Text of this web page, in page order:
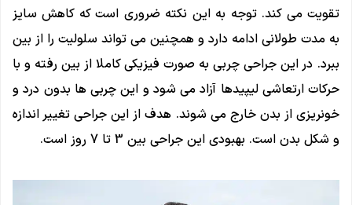
تقویت می کند. توجه به این نکته ضروری است که کاهش سایز
به مدت طولانی ادامه دارد و همچنین می تواند سلولیت را از بین
ببرد. در این جراحی چربی به صورت فیزیکی کاملا از بین رفته و با
حرکات ارتعاشی لیپیدها آزاد می شود و این چربی ها بدون درد و
خونریزی از بدن خارج می شوند. هدف از این جراحی تغییر اندازه
و شکل بدن است. بهبودی این جراحی بین 3 تا 7 روز است.